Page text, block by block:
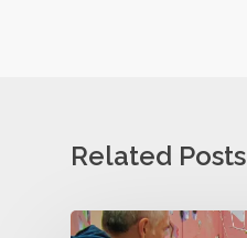
Related Posts